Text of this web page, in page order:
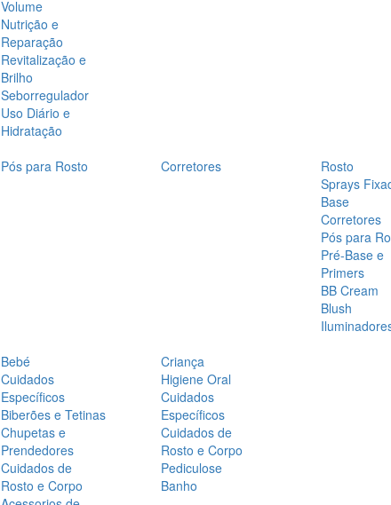
Volume
Nutrição e
Reparação
Revitalização e
Brilho
Seborregulador
Uso Diário e
Hidratação
Pós para Rosto Corretores
Rosto
Sprays
Base
Corretores
Pós para
Pré-Base e
Primers
BB Cream
Blush
Bebé
Cuidados
Específicos
Biberões e Tetinas
Chupetas e
Prendedores
Cuidados de
Rosto e Corpo
Criança
Higiene Oral
Cuidados
Específicos
Cuidados de
Rosto e Corpo
Pediculose
Banho